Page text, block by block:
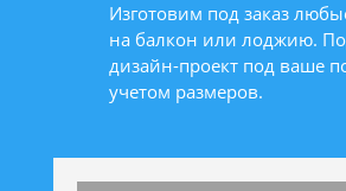
Изготовим под заказ
на балкон или лоджию.
дизайн-проект под ваше
учетом размеров.